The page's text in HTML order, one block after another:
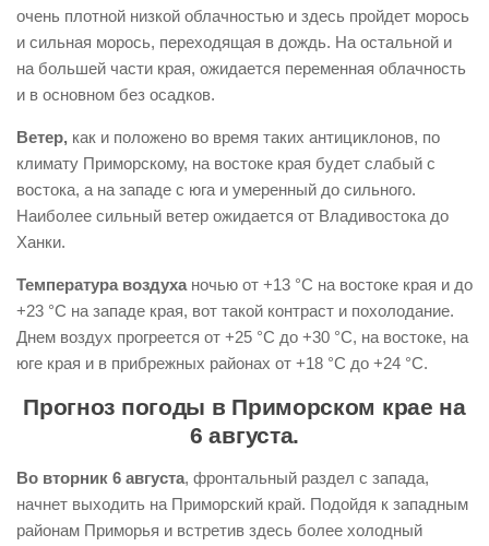
очень плотной низкой облачностью и здесь пройдет морось
и сильная морось, переходящая в дождь. На остальной и
на большей части края, ожидается переменная облачность
и в основном без осадков.
Ветер, как и положено во время таких антициклонов, по
климату Приморскому, на востоке края будет слабый с
востока, а на западе с юга и умеренный до сильного.
Наиболее сильный ветер ожидается от Владивостока до
Ханки.
Температура воздуха ночью от +13 °С на востоке края и до
+23 °С на западе края, вот такой контраст и похолодание.
Днем воздух прогреется от +25 °С до +30 °С, на востоке, на
юге края и в прибрежных районах от +18 °С до +24 °С.
Прогноз погоды в Приморском крае на
6 августа.
Во вторник 6 августа, фронтальный раздел с запада,
начнет выходить на Приморский край. Подойдя к западным
районам Приморья и встретив здесь более холодный